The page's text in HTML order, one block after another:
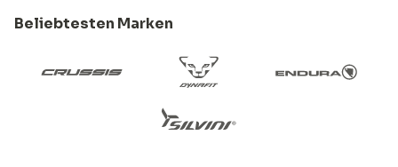
Beliebtesten Marken